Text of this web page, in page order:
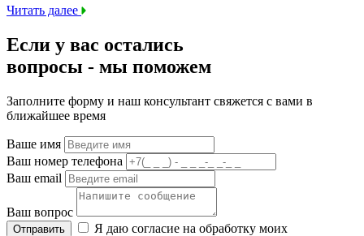
Читать далее
Если у вас остались
вопросы - мы поможем
Заполните форму и наш консультант свяжется с вами в
ближайшее время
Ваше имя
Ваш номер телефона
Ваш email
Ваш вопрос
Отправить
Я даю согласие на обработку моих